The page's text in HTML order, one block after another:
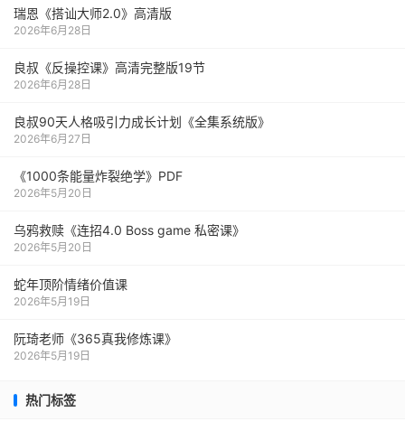
瑞恩《搭讪大师2.0》高清版
2026年6月28日
良叔《反操控课》高清完整版19节
2026年6月28日
良叔90天人格吸引力成长计划《全集系统版》
2026年6月27日
《1000‮能条‬‎量‮裂炸‬‎绝学》PDF
2026年5月20日
乌鸦救赎《连招4.0 Boss game 私密课》
2026年5月20日
蛇年顶阶情绪价值课
2026年5月19日
阮琦老师《365真我修炼课》
2026年5月19日
热门标签